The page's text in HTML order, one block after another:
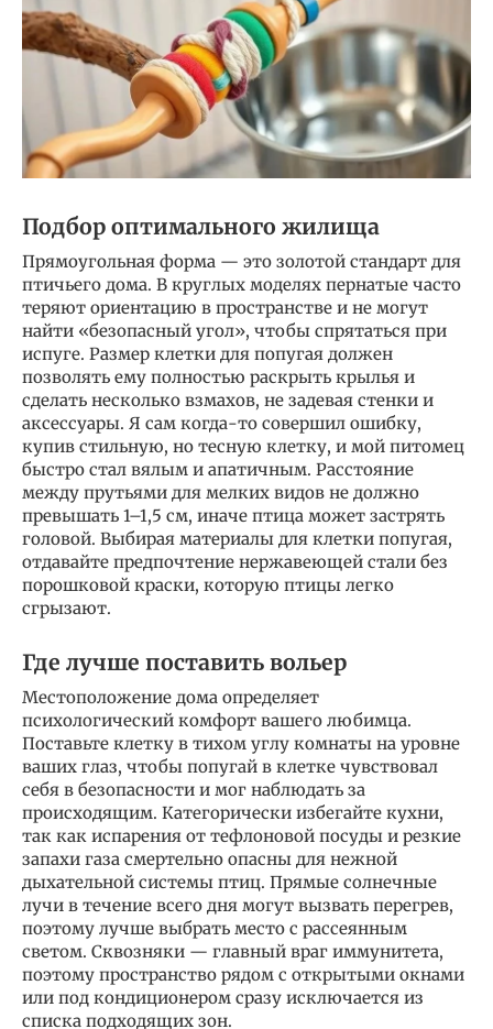
Подбор оптимального жилища
Прямоугольная форма — это золотой стандарт для
птичьего дома. В круглых моделях пернатые часто
теряют ориентацию в пространстве и не могут
найти «безопасный угол», чтобы спрятаться при
испуге. Размер клетки для попугая должен
позволять ему полностью раскрыть крылья и
сделать несколько взмахов, не задевая стенки и
аксессуары. Я сам когда-то совершил ошибку,
купив стильную, но тесную клетку, и мой питомец
быстро стал вялым и апатичным. Расстояние
между прутьями для мелких видов не должно
превышать 1–1,5 см, иначе птица может застрять
головой. Выбирая материалы для клетки попугая,
отдавайте предпочтение нержавеющей стали без
порошковой краски, которую птицы легко
сгрызают.
Где лучше поставить вольер
Местоположение дома определяет
психологический комфорт вашего любимца.
Поставьте клетку в тихом углу комнаты на уровне
ваших глаз, чтобы попугай в клетке чувствовал
себя в безопасности и мог наблюдать за
происходящим. Категорически избегайте кухни,
так как испарения от тефлоновой посуды и резкие
запахи газа смертельно опасны для нежной
дыхательной системы птиц. Прямые солнечные
лучи в течение всего дня могут вызвать перегрев,
поэтому лучше выбрать место с рассеянным
светом. Сквозняки — главный враг иммунитета,
поэтому пространство рядом с открытыми окнами
или под кондиционером сразу исключается из
списка подходящих зон.